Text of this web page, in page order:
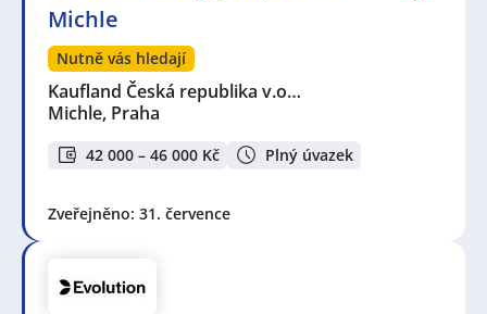
Michle
Nutně vás hledají
Kaufland Česká republika v.o…
Michle, Praha
42 000 – 46 000 Kč Plný úvazek
Zveřejněno: 31. července